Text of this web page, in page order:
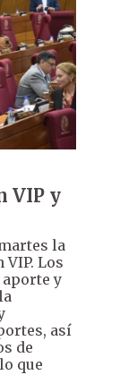
VIP y
la
Los
y
así
de
que